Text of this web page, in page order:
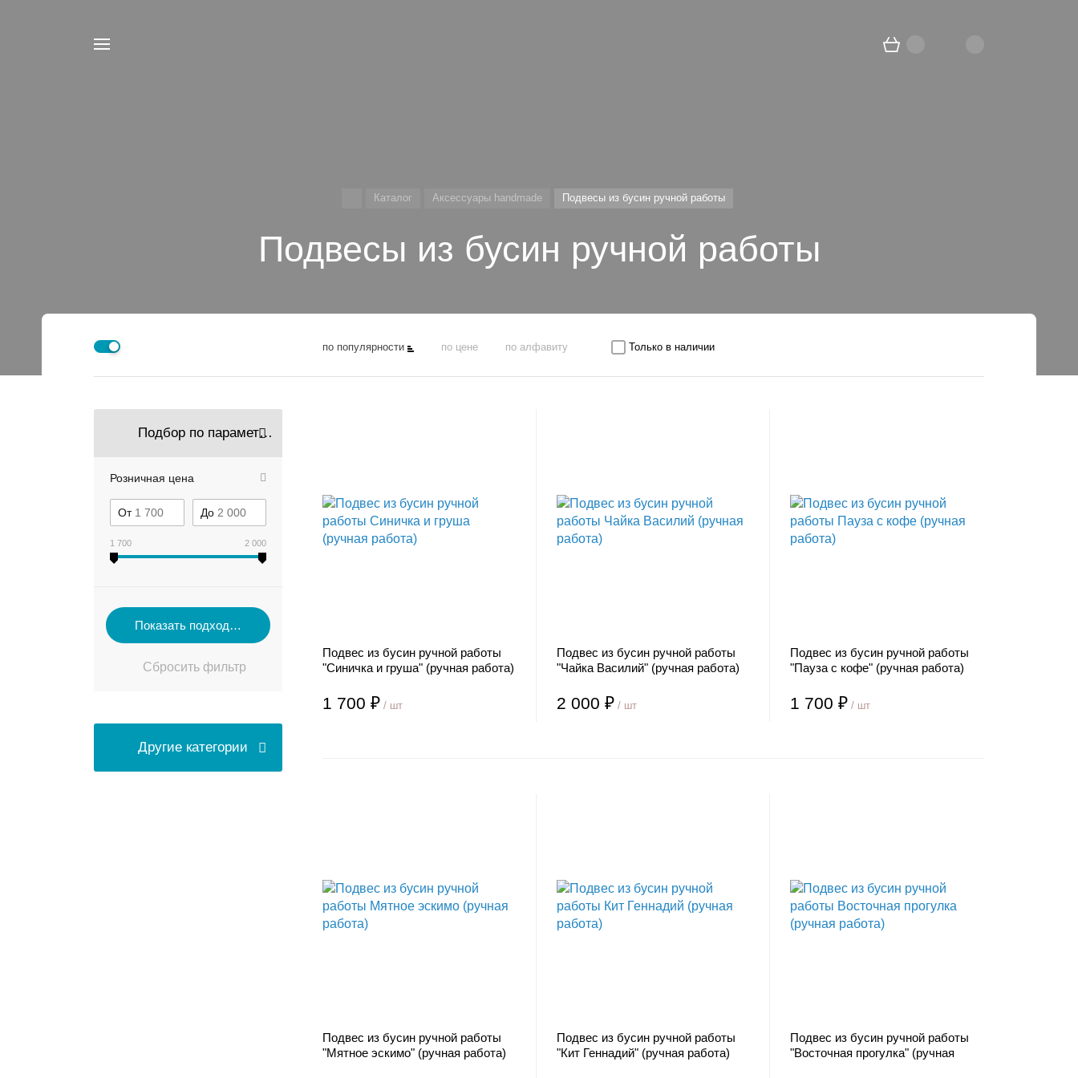
Каталог Аксессуары handmade Подвесы из бусин ручной работы
Подвесы из бусин ручной работы
по популярности по цене по алфавиту Только в наличии
Подбор по параметрам
Розничная цена
От До
1 700 2 000
Другие категории
Подвес из бусин ручной работы
"Синичка и груша" (ручная работа)
1 700 ₽ / шт
Подвес из бусин ручной работы
"Чайка Василий" (ручная работа)
2 000 ₽/ шт
Подвес из бусин ручной работы
"Пауза с кофе" (ручная работа)
1 700 ₽ / шт
Подвес из бусин ручной работы
"Мятное эскимо" (ручная работа)
Подвес из бусин ручной работы
"Кит Геннадий" (ручная работа)
Подвес из бусин ручной работы
"Восточная прогулка" (ручная